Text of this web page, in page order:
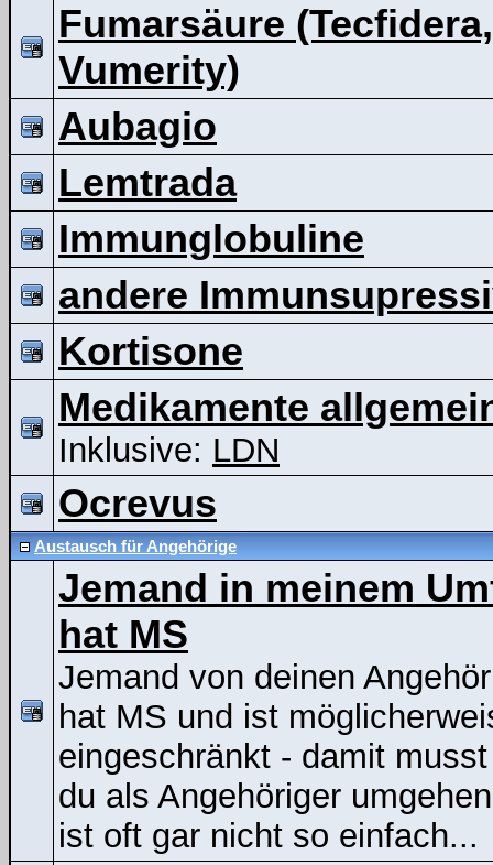
Fumarsäure (Tecfidera,
Vumerity)
Aubagio
Lemtrada
Immunglobuline
andere
Kortisone
Medikamente
Inklusive: LDN
Ocrevus
Austausch für Angehörige
Jemand in meinem
hat MS
Jemand von deinen
hat MS und ist
eingeschränkt - damit
du als Angehöriger
ist oft gar nicht so einfach...